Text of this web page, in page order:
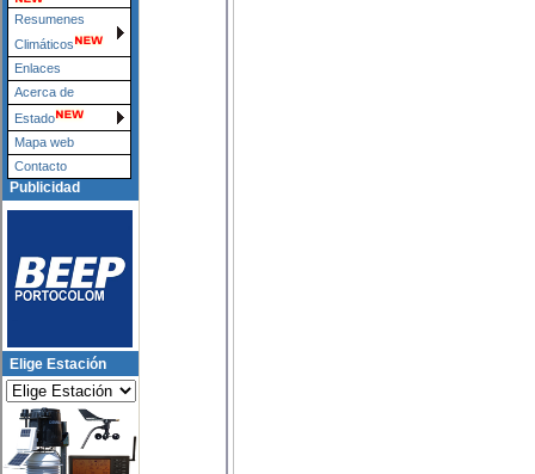
Resumenes
Climáticos
Enlaces
Acerca de
Estado
Mapa web
Contacto
Publicidad
Elige Estación